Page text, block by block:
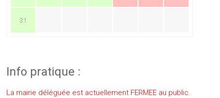
31
Info pratique :
La mairie déléguée est actuellement FERMEE au public.